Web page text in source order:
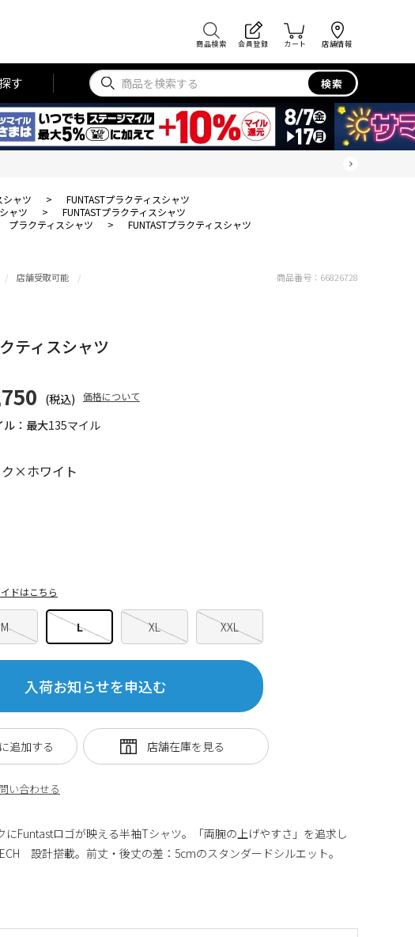
商品検索 会員登録 カート 店舗情報
す 検索
シャツ >
FUNTASTプラクティスシャツ
ャツ >
FUNTASTプラクティスシャツ
プラクティスシャツ > FUNTASTプラクティスシャツ
ル：最大135マイル
店舗受取可能
ティスシャツ
(税込) 価格について
×ホワイト
M L XL XXL
ドはこちら
入荷お知らせを申込む
い合わせる
追加する
商品番号： 66826728
にFuntastロゴが映える半袖Tシャツ。「両腕の上げやすさ」を追求し
設計搭載。前丈・後丈の差：5cmのスタンダードシルエット。